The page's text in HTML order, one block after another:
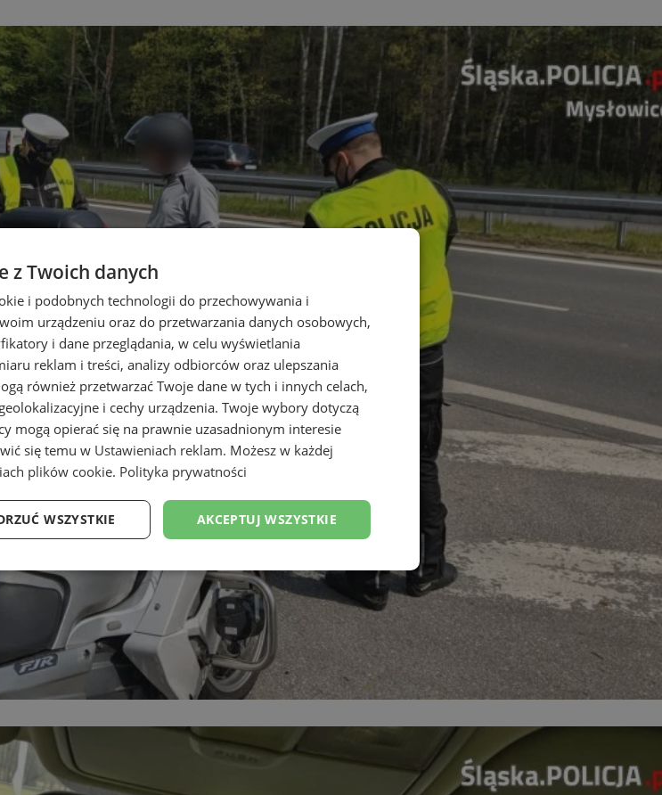
z Twoich danych
i podobnych technologii do przechowywania i
urządzeniu oraz do przetwarzania danych osobowych,
i dane przeglądania, w celu wyświetlania
reklam i treści, analizy odbiorców oraz ulepszania
również przetwarzać Twoje dane w tych i innych celach,
i cechy urządzenia. Twoje wybory dotyczą
mogą opierać się na prawnie uzasadnionym interesie
się temu w Ustawieniach reklam. Możesz w każdej
plików cookie. Polityka prywatności
AKCEPTUJ WSZYSTKIE
WSZYSTKIE
Targetowanie Funkcjonalność Niesklasyfikowane
Targetowanie Funkcjonalność Niesklasyfikowane
funkcji strony internetowej, takich jak logowanie użytkownika i
nie można prawidłowo korzystać ze strony internetowej.
Okres
przechowywania
Opis